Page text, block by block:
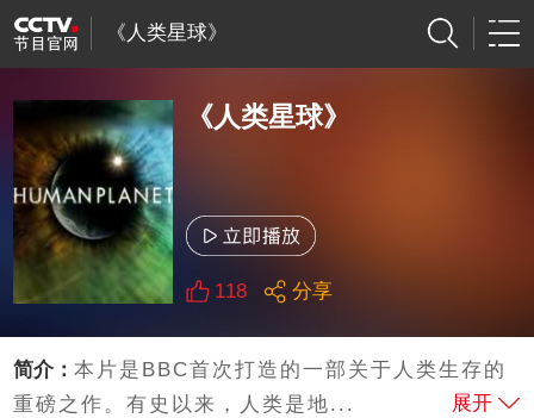
《人类星球》
《人类星球》
118 分享
简介：本片是BBC首次打造的一部关于人类生存的
重磅之作。有史以来，人类是地...
展开